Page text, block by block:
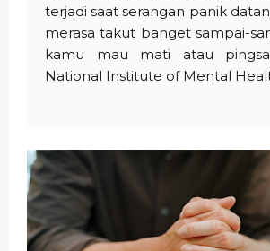
terjadi saat serangan panik
merasa takut banget sampai-
kamu mau mati atau
National Institute of Mental